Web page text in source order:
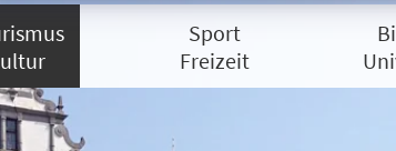
Sport
Freizeit